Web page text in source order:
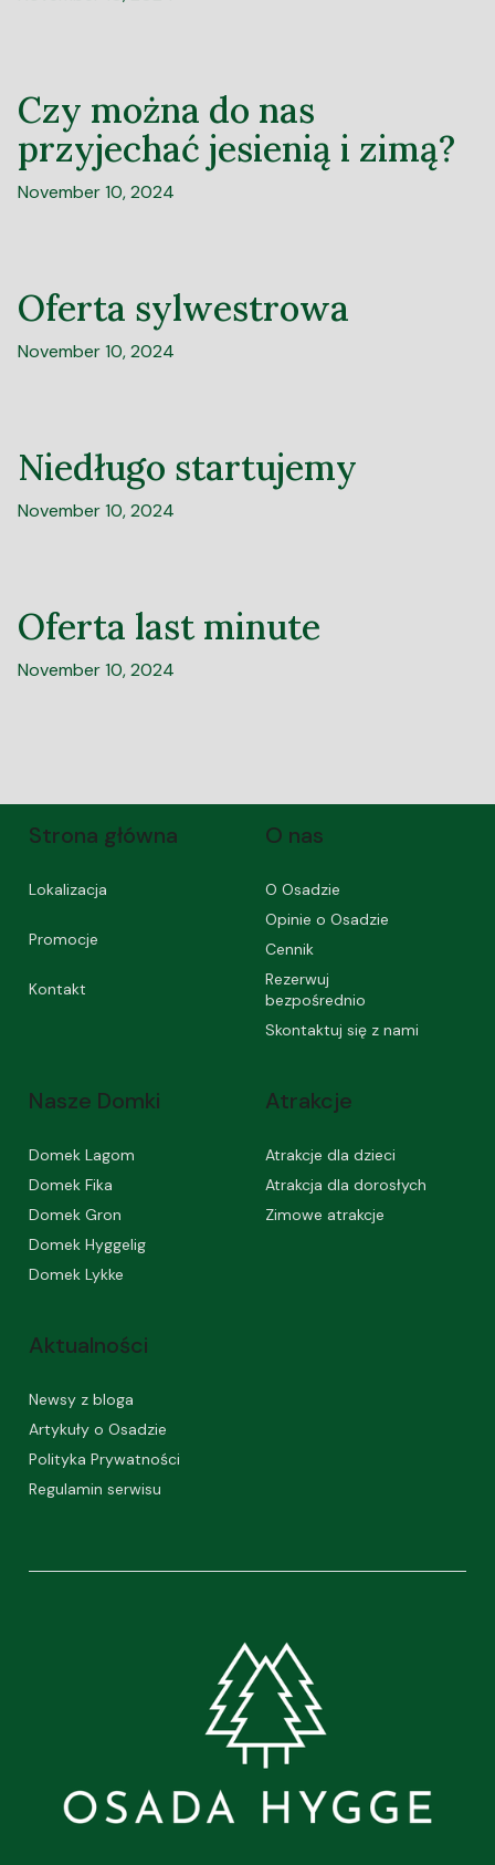
Czy można do nas
przyjechać jesienią i zimą?
November 10, 2024
Oferta sylwestrowa
November 10, 2024
Niedługo startujemy
November 10, 2024
Oferta last minute
November 10, 2024
Strona główna
Lokalizacja
Promocje
Kontakt
O nas
O Osadzie
Opinie o Osadzie
Cennik
Rezerwuj
bezpośrednio
Skontaktuj się z nami
Nasze Domki
Domek Lagom
Domek Fika
Domek Gron
Domek Hyggelig
Domek Lykke
Atrakcje
Atrakcje dla dzieci
Atrakcja dla dorosłych
Zimowe atrakcje
Aktualności
Newsy z bloga
Artykuły o Osadzie
Polityka Prywatności
Regulamin serwisu